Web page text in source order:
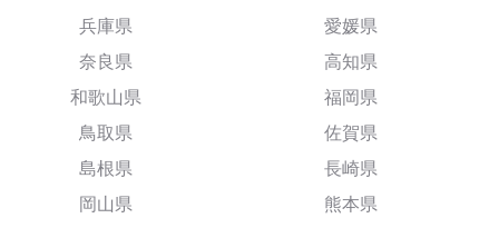
兵庫県
奈良県
和歌山県
鳥取県
島根県
岡山県
愛媛県
高知県
福岡県
佐賀県
長崎県
熊本県